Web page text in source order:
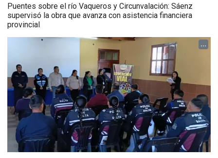
Puentes sobre el río Vaqueros y Circunvalación: Sáenz
supervisó la obra que avanza con asistencia financiera
provincial
...